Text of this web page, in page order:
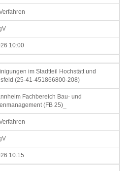
10:00
im Stadtteil Hochstätt und
(25-41-451866800-208)
Fachbereich Bau- und
(FB 25)_
10:15